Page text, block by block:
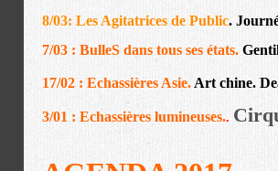
8/03: Les Agitatrices de Public.
7/03 : BulleS dans tous ses états.
17/02 : Echassières Asie. Art chine.
3/01 : Echassières lumineuses..